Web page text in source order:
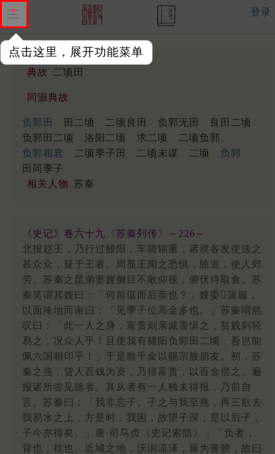
点击这里，展开功能菜单
登录
典故 二顷田
同源典故
负郭田 田二顷 二顷良田 负郭无田
良田二顷
负郭田二顷
洛阳二顷 求二顷
二顷负郭
负郭相君
二顷季子田 二顷未谋 二顷
负郭
田同季子
相关人物 苏秦
《史记》卷六十九〈苏秦列传〉～226～
北报赵王，乃行过雒阳，车骑辎重，诸侯各发使送之
甚众众，疑于王者。周显王闻之恐惧，除道，使人郊
劳。苏秦之昆弟妻嫂侧目不敢仰视，俯伏侍取食。苏
秦笑谓其嫂曰：「何前倨而后恭也？」嫂委蒲服，
以面掩地而谢曰：「见季子位高金多也。」苏秦喟然
叹曰：「此一人之身，富贵则亲戚畏惧之，贫贱则轻
易之，况众人乎！且使我有雒阳负郭田二顷，吾岂能
佩六国相印乎！」于是散千金以赐宗族朋友。初，苏
秦之燕，贷人百钱为资，乃得富贵，以百金偿之。遍
报诸所尝见德者。其从者有一人独未得报，乃前自
言。苏秦曰：「我非忘子。子之与我至燕，再三欲去
我易水之上，方是时，我困，故望子深，是以后子，
子今亦得矣。」唐·司马贞《史记索隐》：「负者，
背也，枕也。近城之地，沃润流泽，最为膏腴，故曰